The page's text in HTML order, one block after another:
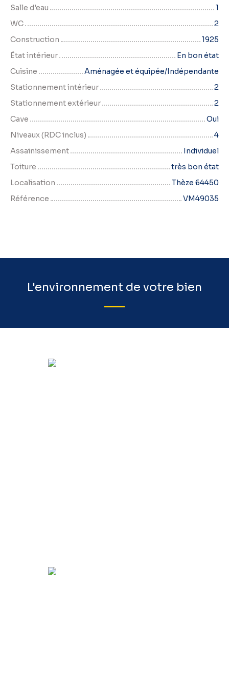
Salle d'eau
1
WC
2
Construction
1925
État intérieur
En bon état
Cuisine
Aménagée et équipée/Indépendante
Stationnement intérieur
2
Stationnement extérieur
2
Cave
Oui
Niveaux (RDC inclus)
4
Assainissement
Individuel
Toiture
très bon état
Localisation
Thèze 64450
Référence
VM49035
L'environnement de votre bien